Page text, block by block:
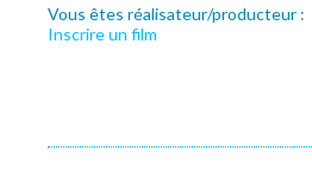
Vous êtes réalisateur/producteur :
Inscrire un film